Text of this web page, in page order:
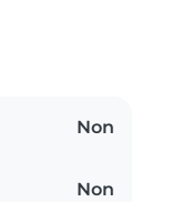
Non
Non